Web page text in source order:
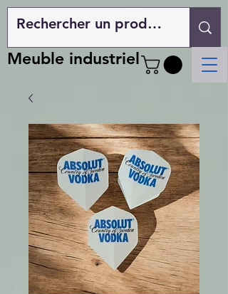
Meuble industriel